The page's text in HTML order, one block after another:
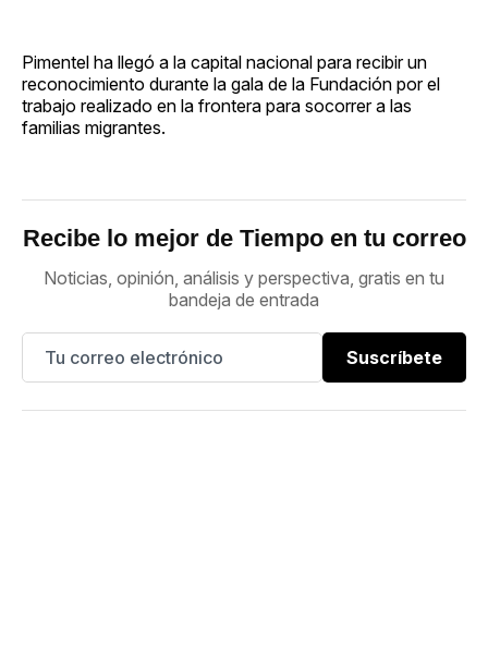
Pimentel ha llegó a la capital nacional para recibir un
reconocimiento durante la gala de la Fundación por el
trabajo realizado en la frontera para socorrer a las
familias migrantes.
Recibe lo mejor de Tiempo en tu correo
Noticias, opinión, análisis y perspectiva, gratis en tu
bandeja de entrada
Suscríbete